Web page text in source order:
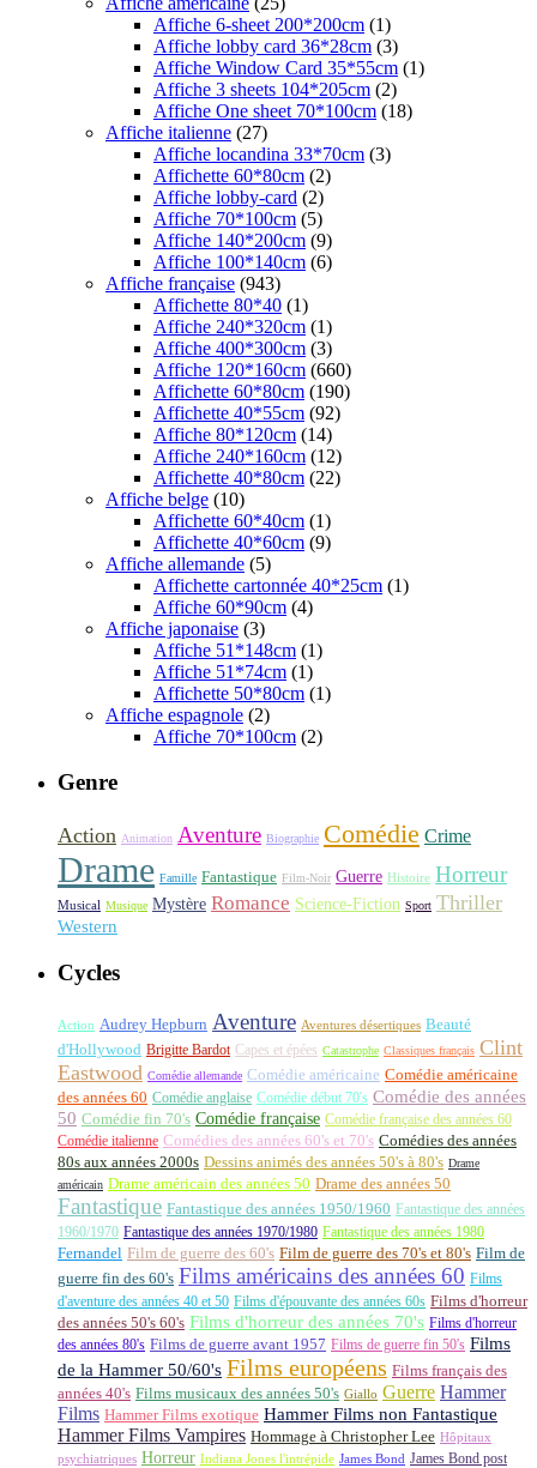
Affiche 6-sheet 200*200cm (1)
Affiche lobby card 36*28cm (3)
Affiche Window Card 35*55cm (1)
Affiche 3 sheets 104*205cm (2)
Affiche One sheet 70*100cm (18)
Affiche italienne (27)
Affiche locandina 33*70cm (3)
Affichette 60*80cm (2)
Affiche lobby-card (2)
Affiche 70*100cm (5)
Affiche 140*200cm (9)
Affiche 100*140cm (6)
Affiche française (943)
Affichette 80*40 (1)
Affiche 240*320cm (1)
Affiche 400*300cm (3)
Affiche 120*160cm (660)
Affichette 60*80cm (190)
Affichette 40*55cm (92)
Affiche 80*120cm (14)
Affiche 240*160cm (12)
Affichette 40*80cm (22)
Affiche belge (10)
Affichette 60*40cm (1)
Affichette 40*60cm (9)
Affiche allemande (5)
Affichette cartonnée 40*25cm (1)
Affiche 60*90cm (4)
Affiche japonaise (3)
Affiche 51*148cm (1)
Affiche 51*74cm (1)
Affichette 50*80cm (1)
Affiche espagnole (2)
Affiche 70*100cm (2)
Genre
Action Animation Aventure Biographie Comédie Crime
Drame Famille Fantastique Film-Noir Guerre Histoire Horreur
Musical Musique Mystère Romance Science-Fiction Sport Thriller
Western
Cycles
Action Audrey Hepburn Aventure Aventures désertiques Beauté
d'Hollywood Brigitte Bardot Capes et épées Catastrophe Classiques français Clint
Eastwood Comédie allemande Comédie américaine Comédie américaine
des années 60 Comédie anglaise Comédie début 70's Comédie des années
50 Comédie fin 70's Comédie française Comédie française des années 60
Comédie italienne Comédies des années 60's et 70's Comédies des années
80s aux années 2000s Dessins animés des années 50's à 80's Drame
américain Drame américain des années 50 Drame des années 50
Fantastique Fantastique des années 1950/1960 Fantastique des années
1960/1970 Fantastique des années 1970/1980 Fantastique des années 1980
Fernandel Film de guerre des 60's Film de guerre des 70's et 80's Film de
guerre fin des 60's Films américains des années 60 Films
d'aventure des années 40 et 50 Films d'épouvante des années 60s Films d'horreur
des années 50's 60's Films d'horreur des années 70's Films d'horreur
des années 80's Films de guerre avant 1957 Films de guerre fin 50's Films
de la Hammer 50/60's Films européens Films français des
années 40's Films musicaux des années 50's Giallo Guerre Hammer
Films Hammer Films exotique Hammer Films non Fantastique
Hammer Films Vampires Hommage à Christopher Lee Hôpitaux
psychiatriques Horreur Indiana Jones l'intrépide James Bond James Bond post